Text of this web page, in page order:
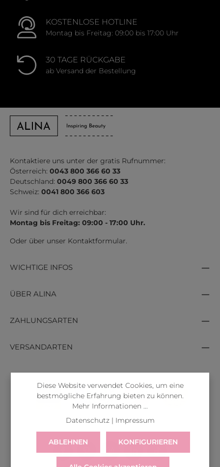
KOSTENLOSE HOTLINE
Montag bis Freitag: 09:00 bis 17:00 Uhr
30 TAGE RÜCKGABE
ab Versand der Bestellung
Kontaktiere uns unter der gratis Rufnummer:
Österreich: 0043 800 366 60 33
Deutschland: 0049 800 366 60 33
Schweiz: 0041 800 366 603
Wir sind für dich erreichbar:
Montag bis Freitag: 09:00 - 17:00 Uhr.
Oder über unser Kontaktformular.
WICHTIGE INFOS
ÜBER ALINA
ZAHLUNGSARTEN
VERSANDARTEN
Diese Website verwendet Cookies, um eine
bestmögliche Erfahrung bieten zu können.
Mehr Informationen ...
Datenschutz| Impressum
ABLEHNEN KONFIGURIEREN